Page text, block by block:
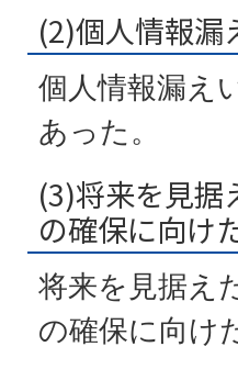
(2)個人情報漏
個人情報漏え
あった。
(3)将来を見据
の確保に向け
将来を見据え
の確保に向け